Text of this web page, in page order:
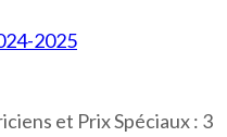
2025
et Prix Spéciaux : 3